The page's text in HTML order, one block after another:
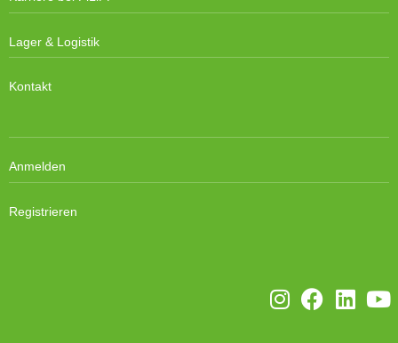
Lager & Logistik
Kontakt
Anmelden
Registrieren